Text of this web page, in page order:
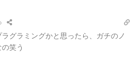
グラミングかと思ったら、ガチのノ
笑う